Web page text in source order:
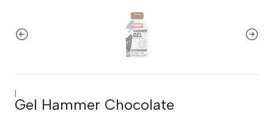
|
Gel Hammer Chocolate